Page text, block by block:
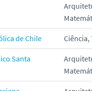
de Chile Ciência,
Santa